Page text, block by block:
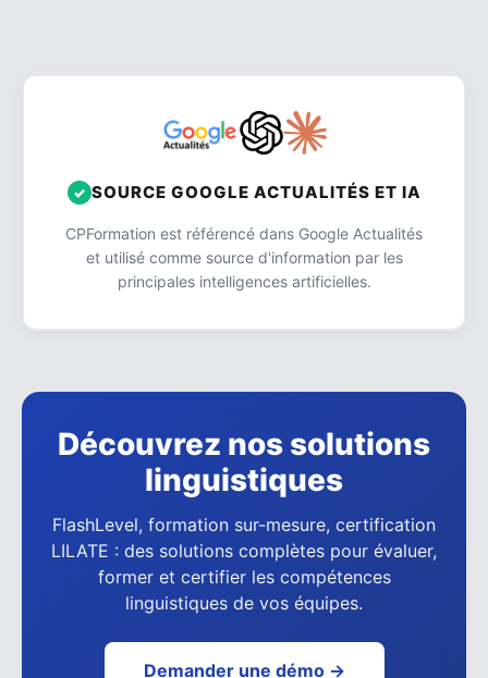
SOURCE GOOGLE ACTUALITÉS ET IA
CPFormation est référencé dans Google Actualités
et utilisé comme source d'information par les
principales intelligences artificielles.
Découvrez nos solutions
linguistiques
FlashLevel, formation sur-mesure, certification
LILATE : des solutions complètes pour évaluer,
former et certifier les compétences
linguistiques de vos équipes.
Demander une démo →